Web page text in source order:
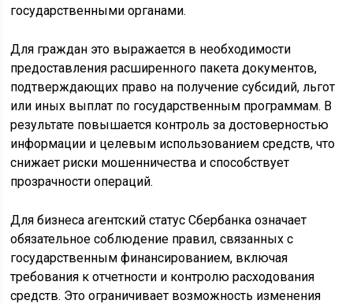
государственными органами.
Для граждан это выражается в необходимости
предоставления расширенного пакета документов,
подтверждающих право на получение субсидий, льгот
или иных выплат по государственным программам. В
результате повышается контроль за достоверностью
информации и целевым использованием средств, что
снижает риски мошенничества и способствует
прозрачности операций.
Для бизнеса агентский статус Сбербанка означает
обязательное соблюдение правил, связанных с
государственным финансированием, включая
требования к отчетности и контролю расходования
средств. Это ограничивает возможность изменения